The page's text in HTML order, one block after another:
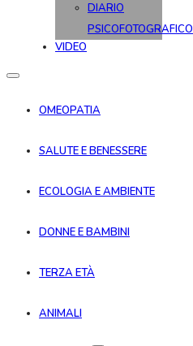
DIARIO
PSICOFOTOGRAFICO
VIDEO
OMEOPATIA
SALUTE E BENESSERE
ECOLOGIA E AMBIENTE
DONNE E BAMBINI
TERZA ETÀ
ANIMALI